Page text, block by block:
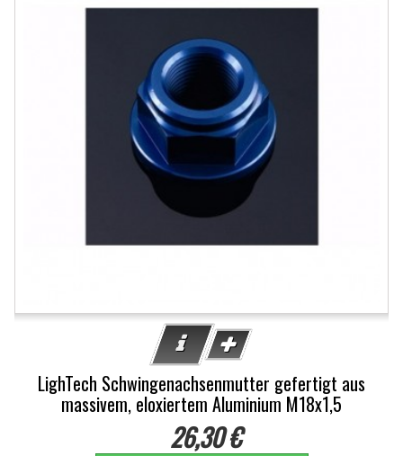
LighTech Schwingenachsenmutter gefertigt aus
massivem, eloxiertem Aluminium M18x1,5
26,30 €